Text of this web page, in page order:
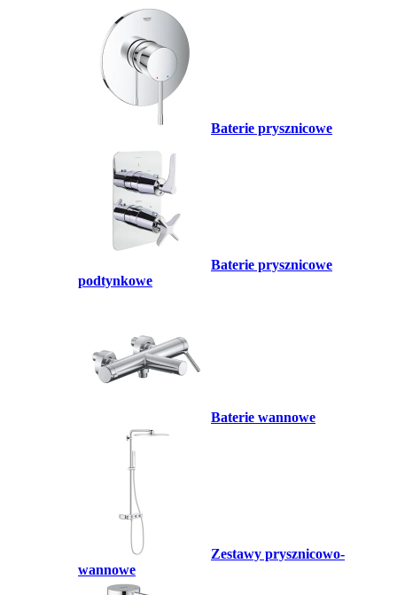
Baterie prysznicowe
Baterie prysznicowe
podtynkowe
Baterie wannowe
Zestawy prysznicowo-
wannowe